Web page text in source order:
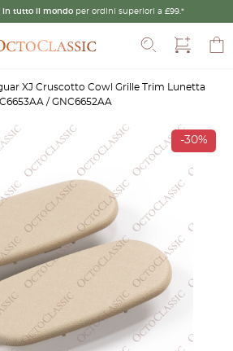
in tutto il mondo per ordini superiori a £99.*Cerca
XJ Cruscotto Cowl Grille Trim Lunetta
/ GNC6652AA
-30%